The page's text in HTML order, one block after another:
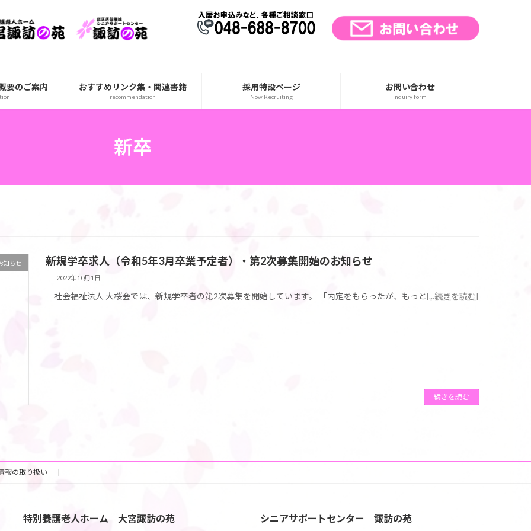
要のご案内 おすすめリンク集・関連書籍
recommendation
採用特設ページ
Now Recruiting
お問い合わせ
inquiry form
新卒
知らせ 新規学卒求人（令和5年3月卒業予定者）・第2次募集開始のお知らせ
2022年10月1日
社会福祉法人 大桜会では、新規学卒者の第2次募集を開始しています。 「内定をもらったが、もっと[...続きを読む]
続きを読む
報の取り扱い
特別養護老人ホーム 大宮諏訪の苑 シニアサポートセンター 諏訪の苑